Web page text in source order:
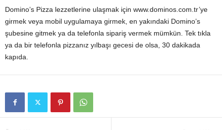
Domino’s Pizza lezzetlerine ulaşmak için www.dominos.com.tr’ye
girmek veya mobil uygulamaya girmek, en yakındaki Domino’s
şubesine gitmek ya da telefonla sipariş vermek mümkün. Tek tıkla
ya da bir telefonla pizzanız yılbaşı gecesi de olsa, 30 dakikada
kapıda.